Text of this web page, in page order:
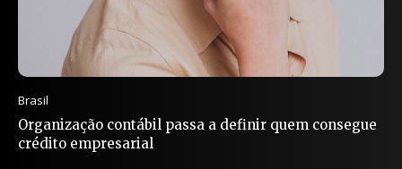
Brasil
Organização contábil passa a definir quem consegue
crédito empresarial